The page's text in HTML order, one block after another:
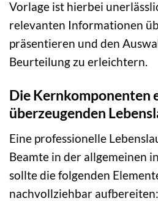
Vorlage ist hierbei
relevanten Informationen
präsentieren und den
Beurteilung zu erleichtern.
Die Kernkomponenten
überzeugenden
Eine professionelle
Beamte in der allgemeinen
sollte die folgenden
nachvollziehbar aufbereiten: